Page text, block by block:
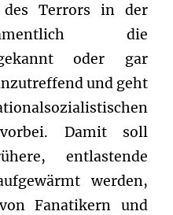
des Terrors in der
die
oder gar
und geht
vorbei. Damit soll
entlastende
werden,
Fanatikern und